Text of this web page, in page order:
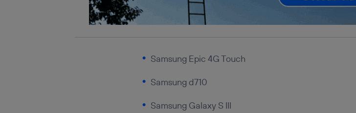
Samsung Epic 4G Touch
Samsung d710
Samsung Galaxy S III